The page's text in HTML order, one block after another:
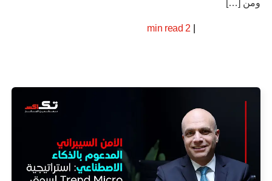
ومن […]
2 min read